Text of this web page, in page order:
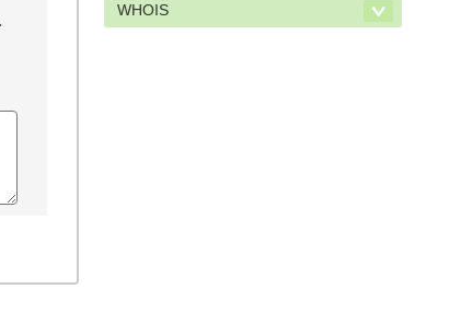
WHOIS